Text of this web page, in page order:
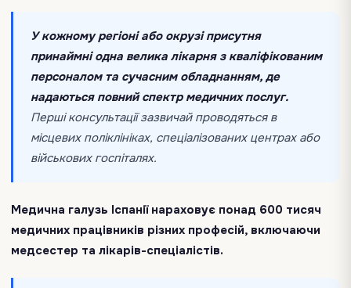
У кожному регіоні або окрузі присутня
принаймні одна велика лікарня з кваліфікованим
персоналом та сучасним обладнанням, де
надаються повний спектр медичних послуг.
Перші консультації зазвичай проводяться в
місцевих поліклініках, спеціалізованих центрах або
військових госпіталях.
Медична галузь Іспанії нараховує понад 600 тисяч
медичних працівників різних професій, включаючи
медсестер та лікарів-спеціалістів.